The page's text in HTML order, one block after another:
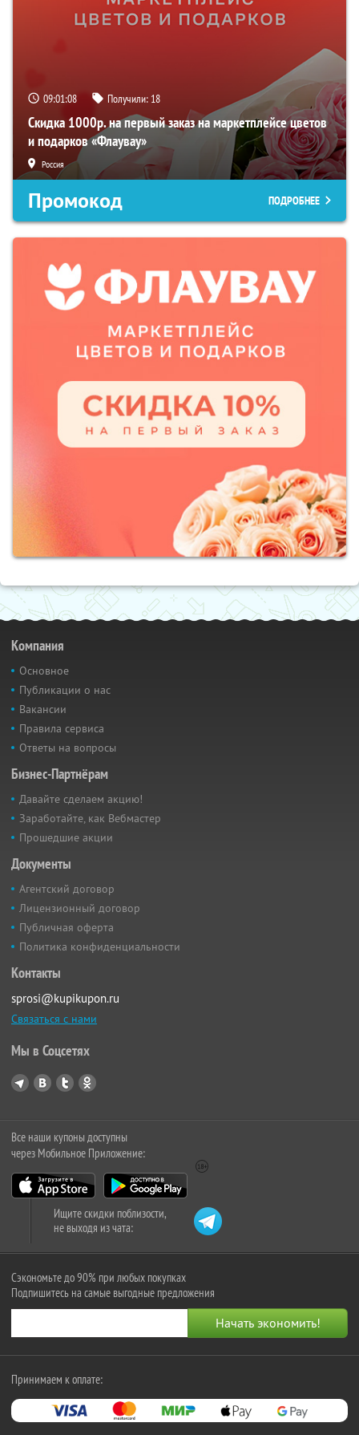
09:01:07 Получили: 18
Скидка 1000р. на первый заказ на маркетплейсе цветов
и подарков «Флаувау»
Россия
Промокод ПОДРОБНЕЕ
Компания
Основное
Публикации о нас
Вакансии
Правила сервиса
Ответы на вопросы
Бизнес-Партнёрам
Давайте сделаем акцию!
Заработайте, как Вебмастер
Прошедшие акции
Документы
Агентский договор
Лицензионный договор
Публичная оферта
Политика конфиденциальности
Контакты
sprosi@kupikupon.ru
Связаться с нами
Мы в Соцсетях
Все наши купоны доступны
через Мобильное Приложение:
Ищите скидки поблизости,
не выходя из чата:
Сэкономьте до 90% при любых покупках
Подпишитесь на самые выгодные предложения
Принимаем к оплате: